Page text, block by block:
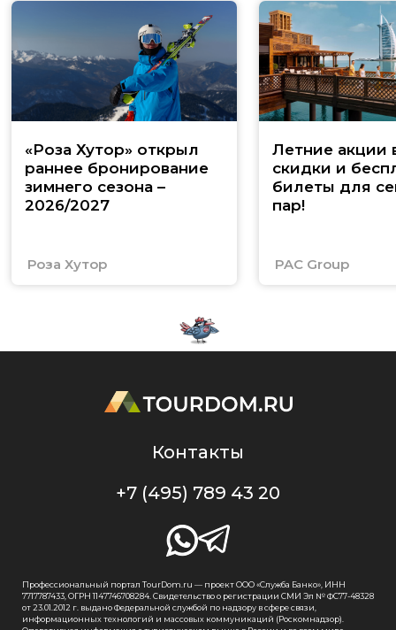
«Роза Хутор» открыл
раннее бронирование
зимнего сезона –
2026/2027
Роза Хутор
Летние акции
скидки и
билеты для
пар!
PAC Group
Контакты
+7 (495) 789 43 20
Профессиональный портал TourDom.ru — проект ООО «Служба Банко», ИНН
7717787433, ОГРН 1147746708284. Свидетельство о регистрации СМИ Эл № ФС77-48328
от 23.01.2012 г. выдано Федеральной службой по надзору в сфере связи,
информационных технологий и массовых коммуникаций (Роскомнадзор).